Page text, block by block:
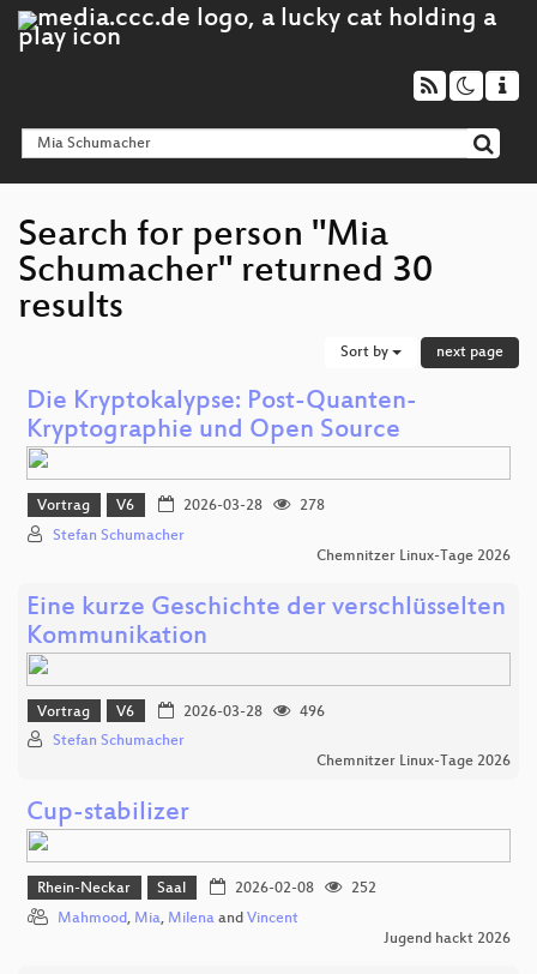
Search for person "Mia
Schumacher" returned 30
results
Sort by next page
Die Kryptokalypse: Post-Quanten-
Kryptographie und Open Source
Vortrag V6 2026-03-28
278
Stefan Schumacher
Chemnitzer Linux-Tage 2026
Eine kurze Geschichte der verschlüsselten
Kommunikation
Vortrag V6 2026-03-28
496
Stefan Schumacher
Chemnitzer Linux-Tage 2026
Cup-stabilizer
Rhein-Neckar Saal 2026-02-08
252
Mahmood, Mia, Milena and Vincent
Jugend hackt 2026